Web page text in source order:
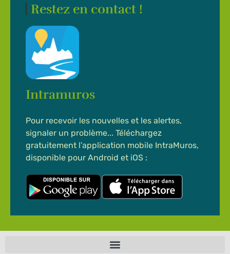
Restez en contact !
Intramuros
Pour recevoir les nouvelles et les alertes,
signaler un problème... Téléchargez
gratuitement l’application mobile IntraMuros,
disponible pour Android et iOS :